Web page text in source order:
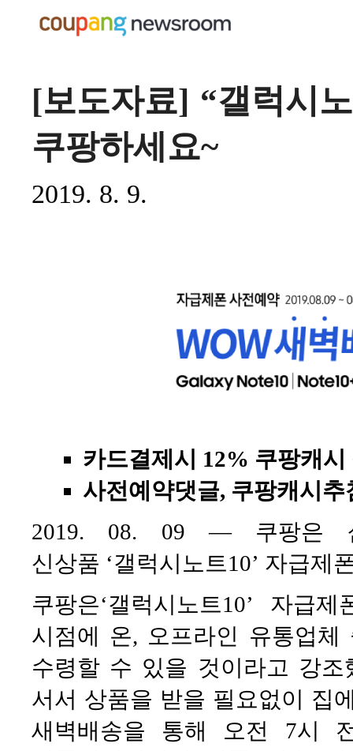
[보도자료] “갤럭시
쿠팡하세요~
2019. 8. 9.
카드결제시 12% 쿠팡캐시
사전예약댓글, 쿠팡캐시
2019. 08. 09 — 쿠팡은
신상품 ‘갤럭시노트10’ 자급제
쿠팡은‘갤럭시노트10’ 자급
시점에 온, 오프라인 유통업
수령할 수 있을 것이라고 강
서서 상품을 받을 필요없이 집
새벽배송을 통해 오전 7시